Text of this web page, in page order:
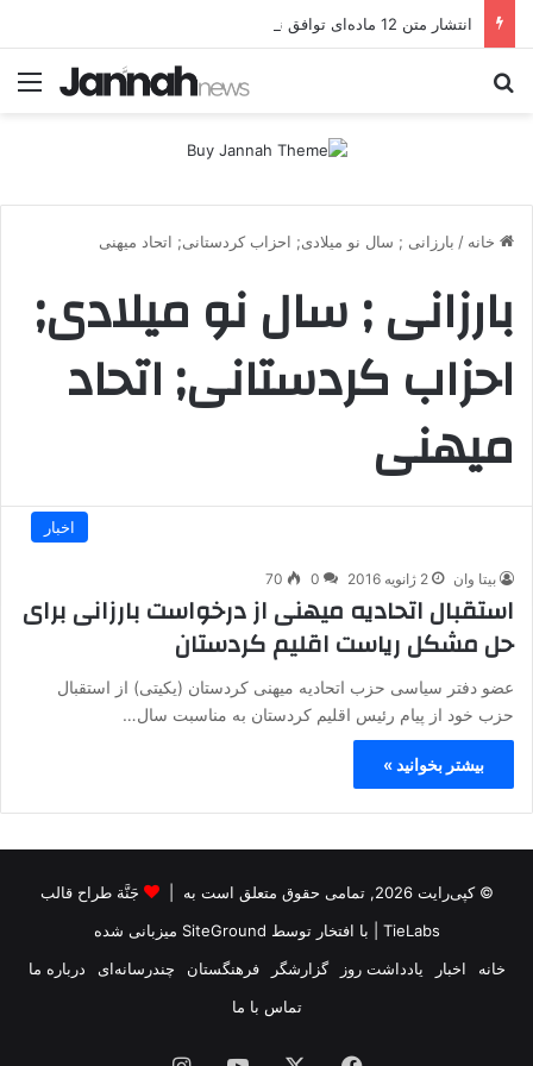
انتشار متن 12 ماده‌ای توافق نهایی بین ترکیه و پ.ک.ک
خانه / بارزانی ; سال نو میلادی; احزاب کردستانی; اتحاد میهنی
بارزانی ; سال نو میلادی;
احزاب کردستانی; اتحاد
میهنی
اخبار
بیتا وان 2 ژانویه 2016 0
70
استقبال اتحادیه میهنی از درخواست بارزانی برای
حل مشکل ریاست اقلیم کردستان
عضو دفتر سیاسی حزب اتحادیه میهنی کردستان (یکیتی) از استقبال
حزب خود از پیام رئیس اقلیم کردستان به مناسبت سال…
بیشتر بخوانید »
© کپی‌رایت 2026, تمامی حقوق متعلق است به |
جَنَّة طراح قالب
TieLabs | با افتخار توسط SiteGround میزبانی شده
خانه
اخبار یادداشت روز گزارشگر فرهنگستان چندرسانه‌ای
درباره ما
تماس با ما